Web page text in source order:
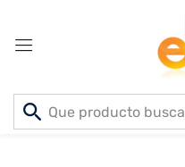
Inicio PRODUCTOS